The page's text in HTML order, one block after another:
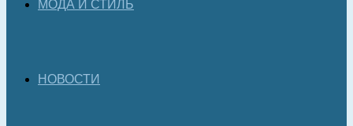
МОДА И СТИЛЬ
НОВОСТИ